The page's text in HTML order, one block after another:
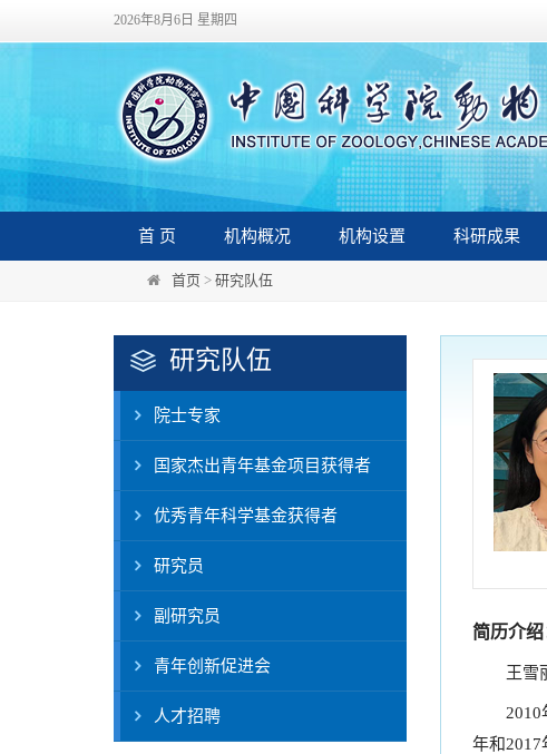
2026年8月6日 星期四
首 页 机构概况 机构设置 科研成果
首页 > 研究队伍
研究队伍
院士专家
国家杰出青年基金项目获得者
优秀青年科学基金获得者
研究员
副研究员
青年创新促进会
人才招聘
简历介绍
王雪
年和